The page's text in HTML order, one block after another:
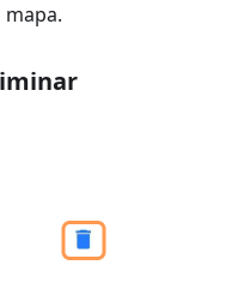
mapa.